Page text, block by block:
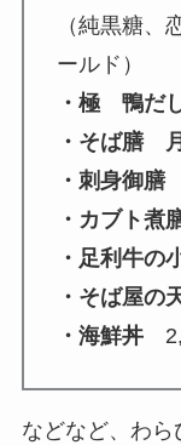
（純黒糖、
ールド）
・極 鴨だ
・そば膳
・刺身御膳
・カブト煮
・足利牛の
・そば屋の
・海鮮丼
などなど、わ